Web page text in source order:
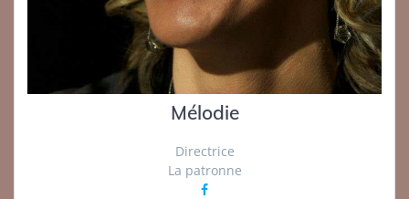
Mélodie
Directrice
La patronne